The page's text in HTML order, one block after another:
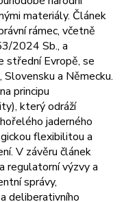
materiály. Článek
rámec, včetně
2024 Sb., a
střední Evropě, se
a Německu.
principu
který odráží
jaderného
flexibilitou a
V závěru článek
regulatorní výzvy a
správy,
deliberativního